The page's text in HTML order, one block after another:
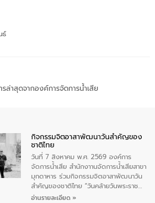
ธ์
รล่าสุดจากองค์การจัดการน้ำเสีย
กิจกรรมจิตอาสาพัฒนาวันสําคัญของ
ชาติไทย
วันที่ 7 สิงหาคม พ.ศ. 2569 องค์การ
จัดการน้ำเสีย สำนักงาานจัดการน้ำเสียสาขา
มุกดาหาร ร่วมกิจกรรมจิตอาสาพัฒนาวัน
สําคัญของชาติไทย “วันคล้ายวันพระราช
สมภพ สมเด็จพระนางเจ้าสิริกิติ์พระบรม
อ่านรายละเอียด »